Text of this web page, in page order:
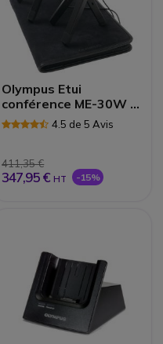
Olympus Etui
conférence ME-30W |
Accessoires de
conférence
4.5 de 5 Avis
411,35 €
347,95 € HT -15%